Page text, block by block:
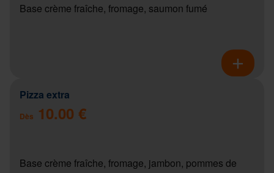
Base crème fraîche, fromage, saumon fumé
Pizza extra
Dès 10.00 €
Base crème fraîche, fromage, jambon, pommes de